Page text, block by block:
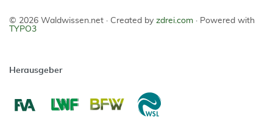
© 2026 Waldwissen.net · Created by zdrei.com · Powered with
TYPO3
Herausgeber